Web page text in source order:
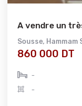
A vendre un
Sousse, Hammam
860 000 DT
-
-